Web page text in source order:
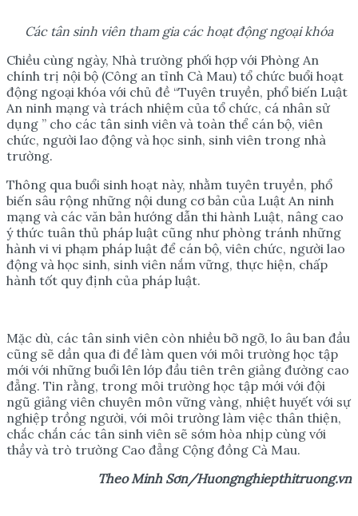
Các tân sinh viên tham gia các hoạt động ngoại khóa
Chiều cùng ngày, Nhà trường phối hợp với Phòng An
chính trị nội bộ (Công an tỉnh Cà Mau) tổ chức buổi hoạt
động ngoại khóa với chủ đề “Tuyên truyền, phổ biến Luật
An ninh mạng và trách nhiệm của tổ chức, cá nhân sử
dụng ” cho các tân sinh viên và toàn thể cán bộ, viên
chức, người lao động và học sinh, sinh viên trong nhà
trường.
Thông qua buổi sinh hoạt này, nhằm tuyên truyền, phổ
biến sâu rộng những nội dung cơ bản của Luật An ninh
mạng và các văn bản hướng dẫn thi hành Luật, nâng cao
ý thức tuân thủ pháp luật cũng như phòng tránh những
hành vi vi phạm pháp luật để cán bộ, viên chức, người lao
động và học sinh, sinh viên nắm vững, thực hiện, chấp
hành tốt quy định của pháp luật.
Mặc dù, các tân sinh viên còn nhiều bỡ ngỡ, lo âu ban đầu
cũng sẽ dần qua đi để làm quen với môi trường học tập
mới với những buổi lên lớp đầu tiên trên giảng đường cao
đẳng. Tin rằng, trong môi trường học tập mới với đội
ngũ giảng viên chuyên môn vững vàng, nhiệt huyết với sự
nghiệp trồng người, với môi trường làm việc thân thiện,
chắc chắn các tân sinh viên sẽ sớm hòa nhịp cùng với
thầy và trò trường Cao đẳng Cộng đồng Cà Mau.
Theo Minh Sơn/Huongnghiepthitruong.vn